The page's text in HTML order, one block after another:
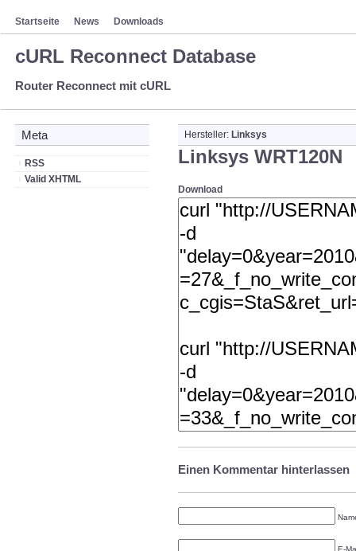
Startseite News Downloads
cURL Reconnect Database
Router Reconnect mit cURL
Meta
RSS
Valid XHTML
Hersteller: Linksys
Linksys WRT120N
Download
Einen Kommentar hinterlassen
E-